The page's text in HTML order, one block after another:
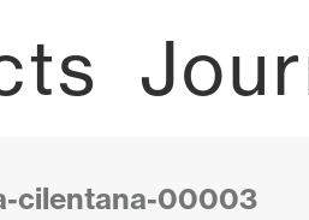
cilentana-00003